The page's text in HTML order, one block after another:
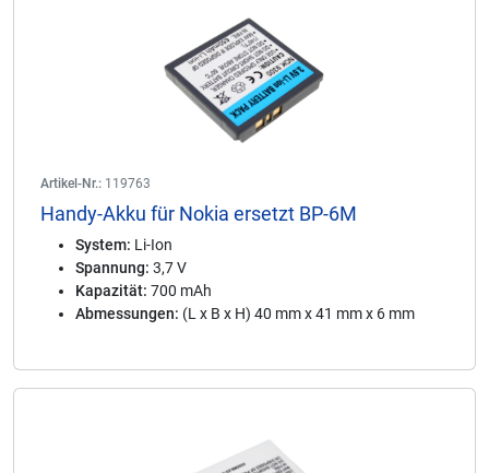
Artikel-Nr.: 119763
Handy-Akku für Nokia ersetzt BP-6M
System: Li-Ion
Spannung: 3,7 V
Kapazität: 700 mAh
Abmessungen: (L x B x H) 40 mm x 41 mm x 6 mm